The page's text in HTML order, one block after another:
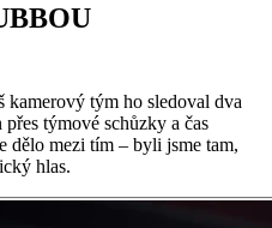
kamerový tým ho sledoval dva
týmové schůzky a čas
dělo mezi tím – byli jsme tam,
hlas.